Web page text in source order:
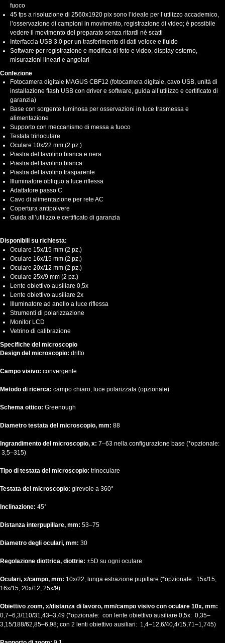
fuoco
45 fps a risoluzione di 2560x1920 pix sono l’ideale per l’utilizzo accademico,
l’osservazione di campioni in movimento, registrazione di video; è possibile
vedere il movimento del preparato senza ritardi né scatti
Interfaccia USB 3.0 per un trasferimento di dati veloce e fluido
Software per registrazione e modifica di foto e video, display esterno,
misurazioni lineari e angolari
Confezione
Fotocamera digitale MAGUS CBF12 (fotocamera digitale, cavo USB, unità di
installazione flash USB con driver e software, guida all’utilizzo e certificato di
garanzia)
Base con sorgente luminosa per osservazioni in luce trasmessa e
alimentazione
Supporto con meccanismo di messa a fuoco
Testata trinoculare
Oculare 10x/22 mm (2 pz.)
Piastra del tavolino bianca e nera
Piastra del tavolino bianca
Piastra del tavolino trasparente
Illuminatore obliquo a luce riflessa
Adattatore passo C
Cavo di alimentazione per rete AC
Copertura antipolvere
Guida all’utilizzo e certificato di garanzia
Disponibili su richiesta:
Oculare 15x/15 mm (2 pz.)
Oculare 16x/15 mm (2 pz.)
Oculare 20x/12 mm (2 pz.)
Oculare 25x/9 mm (2 pz.)
Lente obiettivo ausiliare 0,5x
Lente obiettivo ausiliare 2x
Illuminatore ad anello a luce riflessa
Strumenti di polarizzazione
Monitor LCD
Vetrino di calibrazione
Specifiche del microscopio
Design del microscopio: dritto
Campo visivo: convergente
Metodo di ricerca: campo chiaro, luce polarizzata (opzionale)
Schema ottico: Greenough
Diametro testata del microscopio, mm: 88
Ingrandimento del microscopio, x: 7–63 nella configurazione base (*opzionale:
3,5–315)
Tipo di testata del microscopio: trinoculare
Testata del microscopio: girevole a 360°
Inclinazione: 45°
Distanza interpupillare, mm: 53–75
Diametro degli oculari, mm: 30
Regolazione diottrica, diottrie: ±5D su ogni oculare
Oculari, x/campo, mm: 10x/22, lunga estrazione pupillare (*opzionale: 15x/15,
16x/15, 20x/12, 25x/9)
Obiettivo zoom, x/distanza di lavoro, mm/campo visivo con oculare 10x, mm:
0,7–6,3/110/31,43–3,49 (*opzionale: con lente obiettivo ausiliare 0,5x: 0,35–
3,15/188/62,85–6,98; con 2 lenti obiettivo ausiliari: 1,4–12,6/40,4/15,71–1,745)